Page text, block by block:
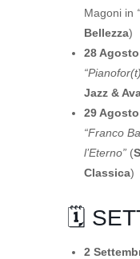
Magoni in
Bellezza)
28 Agosto
Jazz &
29 Agosto
“Franco
l’Eterno” (
Classica)
🗓️
2